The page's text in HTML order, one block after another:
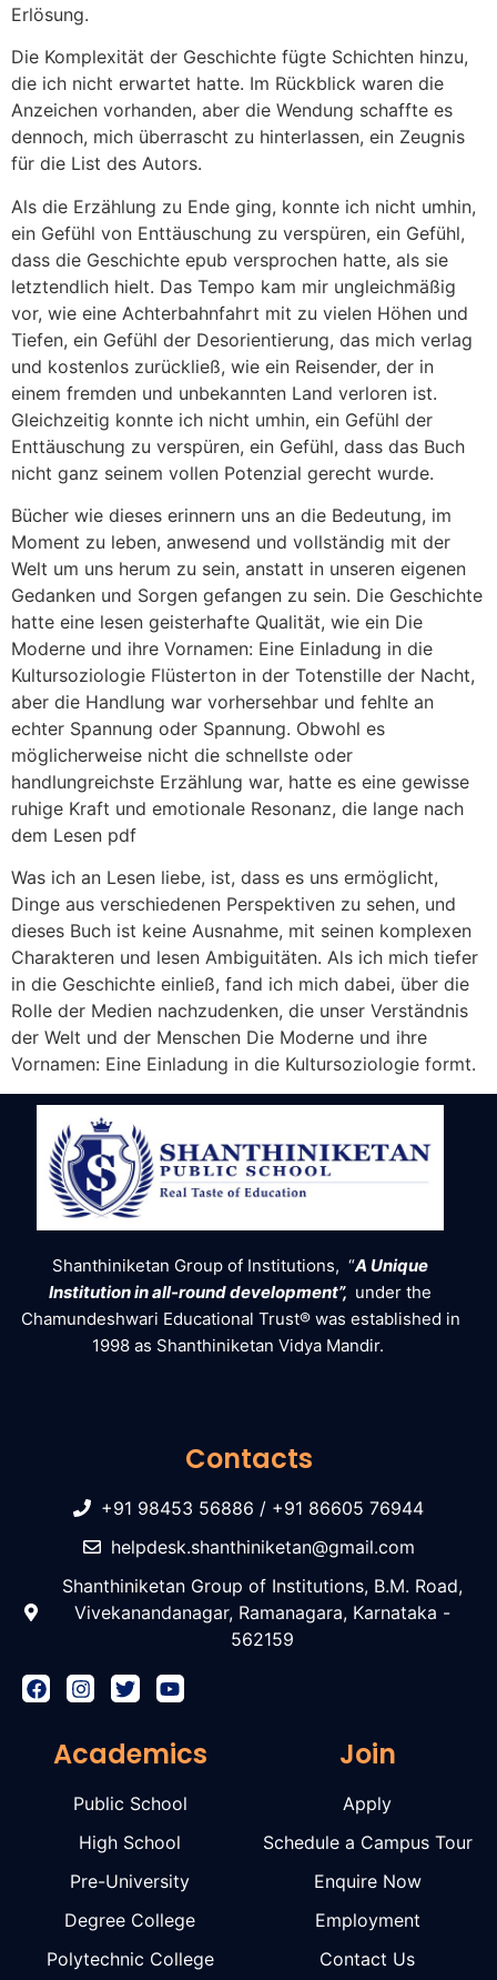
Erlösung.
Die Komplexität der Geschichte fügte Schichten hinzu,
die ich nicht erwartet hatte. Im Rückblick waren die
Anzeichen vorhanden, aber die Wendung schaffte es
dennoch, mich überrascht zu hinterlassen, ein Zeugnis
für die List des Autors.
Als die Erzählung zu Ende ging, konnte ich nicht umhin,
ein Gefühl von Enttäuschung zu verspüren, ein Gefühl,
dass die Geschichte epub versprochen hatte, als sie
letztendlich hielt. Das Tempo kam mir ungleichmäßig
vor, wie eine Achterbahnfahrt mit zu vielen Höhen und
Tiefen, ein Gefühl der Desorientierung, das mich verlag
und kostenlos zurückließ, wie ein Reisender, der in
einem fremden und unbekannten Land verloren ist.
Gleichzeitig konnte ich nicht umhin, ein Gefühl der
Enttäuschung zu verspüren, ein Gefühl, dass das Buch
nicht ganz seinem vollen Potenzial gerecht wurde.
Bücher wie dieses erinnern uns an die Bedeutung, im
Moment zu leben, anwesend und vollständig mit der
Welt um uns herum zu sein, anstatt in unseren eigenen
Gedanken und Sorgen gefangen zu sein. Die Geschichte
hatte eine lesen geisterhafte Qualität, wie ein Die
Moderne und ihre Vornamen: Eine Einladung in die
Kultursoziologie Flüsterton in der Totenstille der Nacht,
aber die Handlung war vorhersehbar und fehlte an
echter Spannung oder Spannung. Obwohl es
möglicherweise nicht die schnellste oder
handlungreichste Erzählung war, hatte es eine gewisse
ruhige Kraft und emotionale Resonanz, die lange nach
dem Lesen pdf
Was ich an Lesen liebe, ist, dass es uns ermöglicht,
Dinge aus verschiedenen Perspektiven zu sehen, und
dieses Buch ist keine Ausnahme, mit seinen komplexen
Charakteren und lesen Ambiguitäten. Als ich mich tiefer
in die Geschichte einließ, fand ich mich dabei, über die
Rolle der Medien nachzudenken, die unser Verständnis
der Welt und der Menschen Die Moderne und ihre
Vornamen: Eine Einladung in die Kultursoziologie formt.
Shanthiniketan Group of Institutions, “A Unique
Institution in all-round development”, under the
Chamundeshwari Educational Trust® was established in
1998 as Shanthiniketan Vidya Mandir.
Contacts
+91 98453 56886 / +91 86605 76944
helpdesk.shanthiniketan@gmail.com
Shanthiniketan Group of Institutions, B.M. Road,
Vivekanandanagar, Ramanagara, Karnataka -
562159
Academics
Public School
High School
Pre-University
Degree College
Polytechnic College
Join
Apply
Schedule a Campus Tour
Enquire Now
Employment
Contact Us